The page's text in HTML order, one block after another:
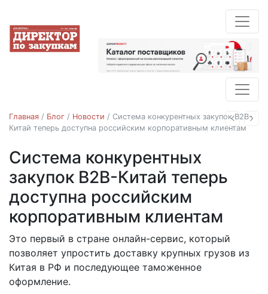
Назад
Главная / Блог / Новости / Система конкурентных закупок B2B-
Китай теперь доступна российским корпоративным клиентам
Новости
Система конкурентных
закупок B2B-Китай теперь
доступна российским
корпоративным клиентам
24.09.2018
Это первый в стране онлайн-сервис, который
позволяет упростить доставку крупных грузов из
Китая в РФ и последующее таможенное
оформление.